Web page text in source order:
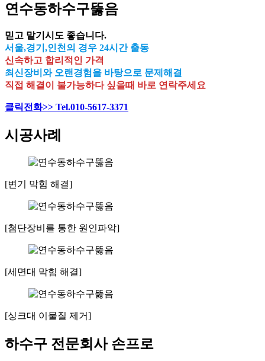
연수동하수구뚫음
믿고 맡기시도 좋습니다.
서울,경기,인천의 경우 24시간 출동
신속하고 합리적인 가격
최신장비와 오랜경험을 바탕으로 문제해결
직접 해결이 불가능하다 싶을때 바로 연락주세요
클릭전화>> Tel.010-5617-3371
시공사례
[변기 막힘 해결]
[첨단장비를 통한 원인파악]
[세면대 막힘 해결]
[싱크대 이물질 제거]
하수구 전문회사 손프로